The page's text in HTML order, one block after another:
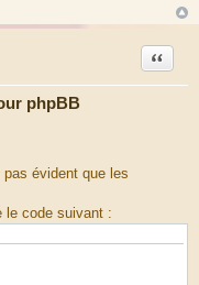
phpBB
Citation
évident que les
le code suivant :